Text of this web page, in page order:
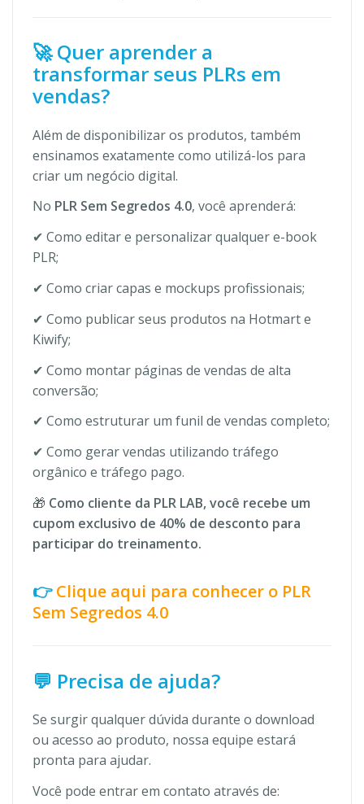
🚀 Quer aprender a
transformar seus PLRs em
vendas?
Além de disponibilizar os produtos, também
ensinamos exatamente como utilizá-los para
criar um negócio digital.
No PLR Sem Segredos 4.0, você aprenderá:
✔ Como editar e personalizar qualquer e-book
PLR;
✔ Como criar capas e mockups profissionais;
✔ Como publicar seus produtos na Hotmart e
Kiwify;
✔ Como montar páginas de vendas de alta
conversão;
✔ Como estruturar um funil de vendas completo;
✔ Como gerar vendas utilizando tráfego
orgânico e tráfego pago.
🎁 Como cliente da PLR LAB, você recebe um
cupom exclusivo de 40% de desconto para
participar do treinamento.
👉 Clique aqui para conhecer o PLR
Sem Segredos 4.0
💬 Precisa de ajuda?
Se surgir qualquer dúvida durante o download
ou acesso ao produto, nossa equipe estará
pronta para ajudar.
Você pode entrar em contato através de: